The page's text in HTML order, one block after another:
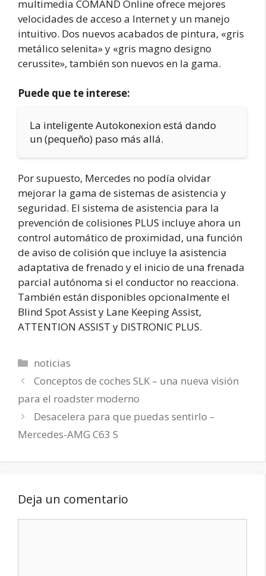
multimedia COMAND Online ofrece mejores
velocidades de acceso a Internet y un manejo
intuitivo. Dos nuevos acabados de pintura, «gris
metálico selenita» y «gris magno designo
cerussite», también son nuevos en la gama.
Puede que te interese:
La inteligente Autokonexion está dando
un (pequeño) paso más allá.
Por supuesto, Mercedes no podía olvidar
mejorar la gama de sistemas de asistencia y
seguridad. El sistema de asistencia para la
prevención de colisiones PLUS incluye ahora un
control automático de proximidad, una función
de aviso de colisión que incluye la asistencia
adaptativa de frenado y el inicio de una frenada
parcial autónoma si el conductor no reacciona.
También están disponibles opcionalmente el
Blind Spot Assist y Lane Keeping Assist,
ATTENTION ASSIST y DISTRONIC PLUS.
Categorías
noticias
Conceptos de coches SLK – una nueva visión
para el roadster moderno
Desacelera para que puedas sentirlo –
Mercedes-AMG C63 S
Deja un comentario